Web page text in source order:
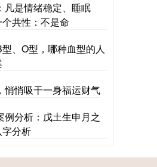
凡是情绪稳定、睡眠
共性：不是命
、O型，哪种血型的人
悄悄吸干一身福运财气
分析：戊土生申月之
分析